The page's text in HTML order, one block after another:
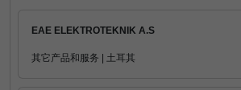
EAE ELEKTROTEKNIK A.S
其它产品和服务 | 土耳其